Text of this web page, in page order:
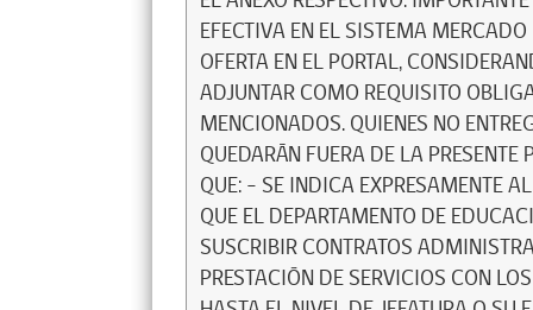
EFECTIVA EN EL SISTEMA
OFERTA EN EL PORTAL,
ADJUNTAR COMO REQUISITO
MENCIONADOS. QUIENES NO
QUEDARÁN FUERA DE LA PRESENTE
QUE: - SE INDICA EXPRESAMENTE
QUE EL DEPARTAMENTO DE
SUSCRIBIR CONTRATOS
PRESTACIÓN DE SERVICIOS CON